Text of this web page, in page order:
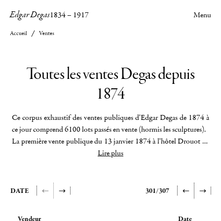
Edgar Degas1834– 1917 Menu
Accueil Ventes
Toutes les ventes Degas depuis
1874
Ce corpus exhaustif des ventes publiques d'Edgar Degas de 1874 à
ce jour comprend 6100 lots passés en vente (hormis les sculptures).
La première vente publique du 13 janvier 1874 à l'hôtel Drouot de
La tribune des courses à Longchampqui prendra plus tard le nom de
quota entre peintures, pastels et dessins, marché de Degas selon les
époques et les pays, constitution des grandes collections publiques
Lire plus
DATE 301/307
Vendeur Date